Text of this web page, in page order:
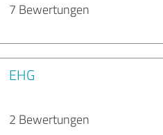
7 Bewertungen
EHG
2 Bewertungen